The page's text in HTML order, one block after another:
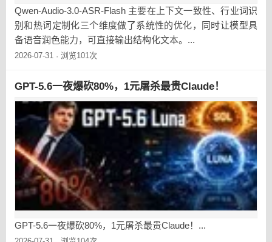
Qwen-Audio-3.0-ASR-Flash 主要在上下文一致性、行业词识
别和热词定制化三个维度做了系统性的优化，同时让模型具
备语音润色能力，可直接输出结构化文本。...
2026-07-31 · 浏览101次
GPT-5.6一夜爆砍80%，1元屠杀最贵Claude！
GPT-5.6一夜爆砍80%，1元屠杀最贵Claude！...